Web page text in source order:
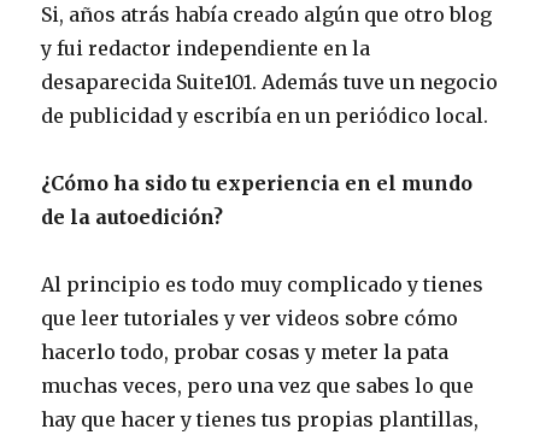
Si, años atrás había creado algún que otro blog
y fui redactor independiente en la
desaparecida Suite101. Además tuve un negocio
de publicidad y escribía en un periódico local.
¿Cómo ha sido tu experiencia en el mundo
de la autoedición?
Al principio es todo muy complicado y tienes
que leer tutoriales y ver videos sobre cómo
hacerlo todo, probar cosas y meter la pata
muchas veces, pero una vez que sabes lo que
hay que hacer y tienes tus propias plantillas,